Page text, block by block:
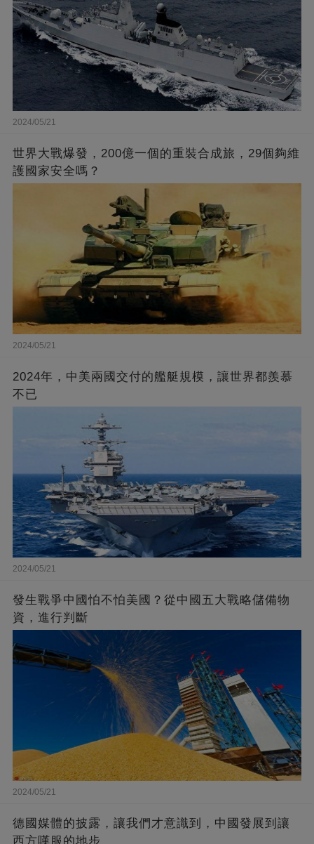
2024/05/21
世界大戰爆發，200億一個的重裝合成旅，29個夠維
護國家安全嗎？
2024/05/21
2024年，中美兩國交付的艦艇規模，讓世界都羨慕
不已
2024/05/21
發生戰爭中國怕不怕美國？從中國五大戰略儲備物
資，進行判斷
2024/05/21
德國媒體的披露，讓我們才意識到，中國發展到讓
西方嘆服的地步